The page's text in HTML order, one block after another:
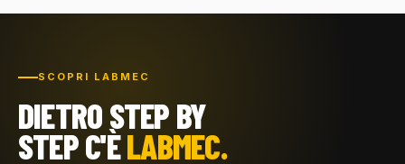
SCOPRI LABMEC
DIETRO STEP BY
STEP C'ÈLABMEC.